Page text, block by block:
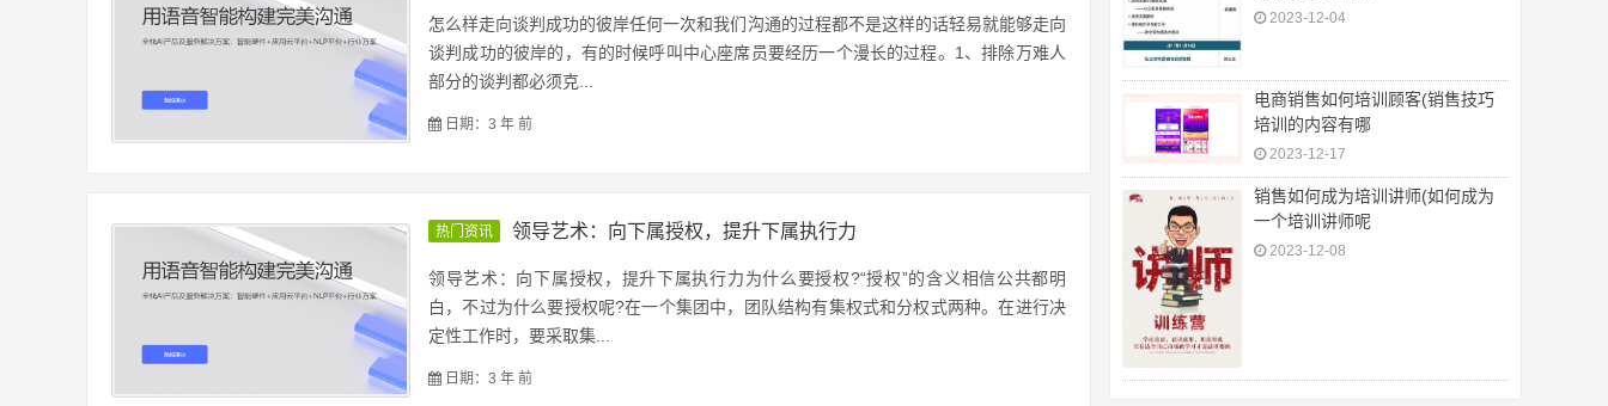
怎么样走向谈判成功的彼岸任何一次和我们沟通的过程都不是这样的话轻易就能够走向
谈判成功的彼岸的，有的时候呼叫中心座席员要经历一个漫长的过程。1、排除万难人
部分的谈判都必须克...
日期：3 年 前
热门资讯 领导艺术：向下属授权，提升下属执行力
领导艺术：向下属授权，提升下属执行力为什么要授权?“授权”的含义相信公共都明
白，不过为什么要授权呢?在一个集团中，团队结构有集权式和分权式两种。在进行决
定性工作时，要采取集...
日期：3 年 前
2023-12-04
电商销售如何培训顾客(销售技巧
培训的内容有哪
2023-12-17
销售如何成为培训讲师(如何成为
一个培训讲师呢
2023-12-08